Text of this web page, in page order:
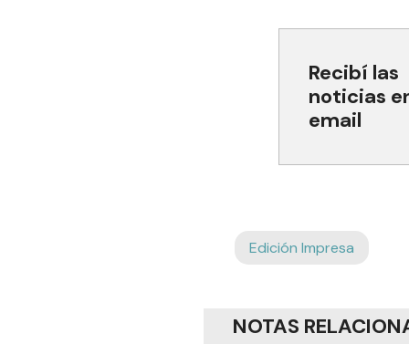
Recibí las
noticias
email
Edición Impresa
NOTAS